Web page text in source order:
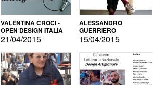
VALENTINA CROCI -
OPEN DESIGN ITALIA
21/04/2015
ALESSANDRO
GUERRIERO
15/04/2015